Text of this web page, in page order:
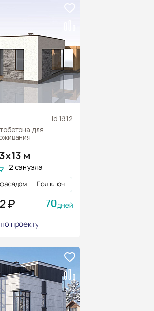
id 1912
для
м
2 санузла
₽ 70